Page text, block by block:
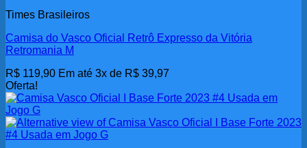
Times Brasileiros
Camisa do Vasco Oficial Retrô Expresso da Vitória
Retromania M
R$ 119,90 Em até 3x de R$ 39,97
Oferta!